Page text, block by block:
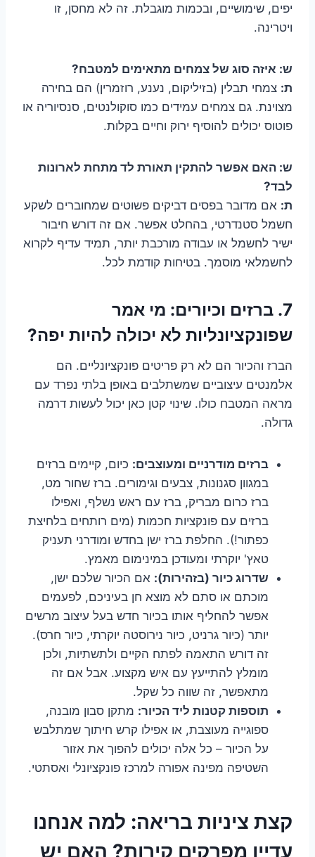
יפים, שימושיים, ובכמות מוגבלת. זה לא מחסן, זו
ויטרינה.
ש: איזה סוג של צמחים מתאימים למטבח?
ת: צמחי תבלין (בזיליקום, נענע, רוזמרין) הם בחירה
מצוינת. גם צמחים עמידים כמו סוקולנטים, סנסיוריה או
פוטוס יכולים להוסיף ירוק וחיים בקלות.
ש: האם אפשר להתקין תאורת לד מתחת לארונות
לבד?
ת: אם מדובר בפסים דביקים פשוטים שמחוברים לשקע
חשמל סטנדרטי, בהחלט אפשר. אם זה דורש חיבור
ישיר לחשמל או עבודה מורכבת יותר, תמיד עדיף לקרוא
לחשמלאי מוסמך. בטיחות קודמת לכל.
7. ברזים וכיורים: מי אמר
שפונקציונליות לא יכולה להיות יפה?
הברז והכיור הם לא רק פריטים פונקציונליים. הם
אלמנטים עיצוביים שמשתלבים באופן בלתי נפרד עם
מראה המטבח כולו. שינוי קטן כאן יכול לעשות דרמה
גדולה.
ברזים מודרניים ומעוצבים: כיום, קיימים ברזים
במגוון סגנונות, צבעים וגימורים. ברז שחור מט,
ברז כרום מבריק, ברז עם ראש נשלף, ואפילו
ברזים עם פונקציות חכמות (מים רותחים בלחיצת
כפתור!). החלפת ברז ישן בחדש ומודרני תעניק
טאץ' יוקרתי ומעודכן במינימום מאמץ.
שדרוג כיור (בזהירות): אם הכיור שלכם ישן,
מוכתם או סתם לא מוצא חן בעיניכם, לפעמים
אפשר להחליף אותו בכיור חדש בעל עיצוב מרשים
יותר (כיור גרניט, כיור נירוסטה יוקרתי, כיור חרס).
זה דורש התאמה לפתח הקיים ולתשתיות, ולכן
מומלץ להתייעץ עם איש מקצוע. אבל אם זה
מתאפשר, זה שווה כל שקל.
תוספות קטנות ליד הכיור: מתקן סבון מובנה,
ספוגייה מעוצבת, או אפילו קרש חיתוך שמתלבש
על הכיור – כל אלה יכולים להפוך את אזור
השטיפה מפינה אפורה למרכז פונקציונלי ואסתטי.
קצת ציניות בריאה: למה אנחנו
עדיין מפרקים קירות? האם יש